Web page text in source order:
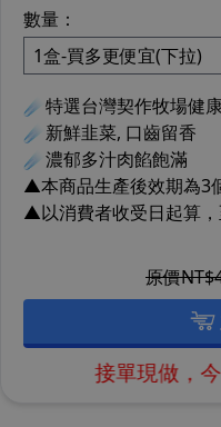
數量：
☄特選台灣契作牧場健
☄新鮮韭菜, 口齒留香
☄濃郁多汁肉餡飽滿
▲本商品生產後效期為3
▲以消費者收受日起算
原價NT$
現做，今日限量 48 組